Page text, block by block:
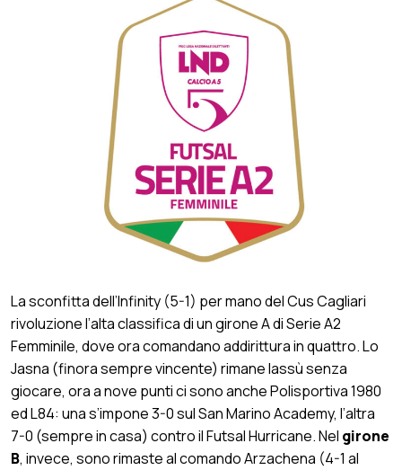
La sconfitta dell’Infinity (5-1) per mano del Cus Cagliari
rivoluzione l’alta classifica di un girone A di Serie A2
Femminile, dove ora comandano addirittura in quattro. Lo
Jasna (finora sempre vincente) rimane lassù senza
giocare, ora a nove punti ci sono anche Polisportiva 1980
ed L84: una s’impone 3-0 sul San Marino Academy, l’altra
7-0 (sempre in casa) contro il Futsal Hurricane. Nel girone
B, invece, sono rimaste al comando Arzachena (4-1 al